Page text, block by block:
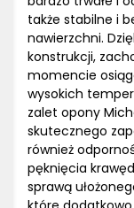
także stabilne i
nawierzchni.
konstrukcji,
momencie
wysokich
zalet opony
skutecznego
również
pęknięcia
sprawą